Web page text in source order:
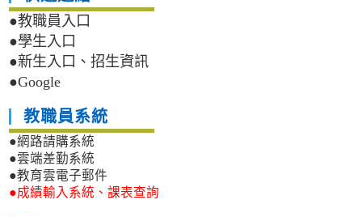
●教職員入口
●學生入口
●新生入口、招生資訊
●Google
教職員系統
●網路請購系統
●雲端差勤系統
●教育雲電子郵件
●成績輸入系統、課表查詢